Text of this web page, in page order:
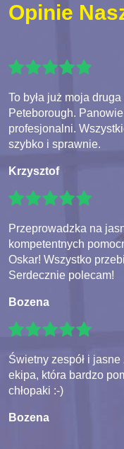
Opinie
To była już moja
Peteborough.
profesjonalni.
szybko i sprawnie.
Krzysztof
Przeprowadzka na
kompetentnych
Oskar! Wszystko
Serdecznie polecam!
Bozena
Świetny zespół i
ekipa, która bardzo
chłopaki :-)
Bozena